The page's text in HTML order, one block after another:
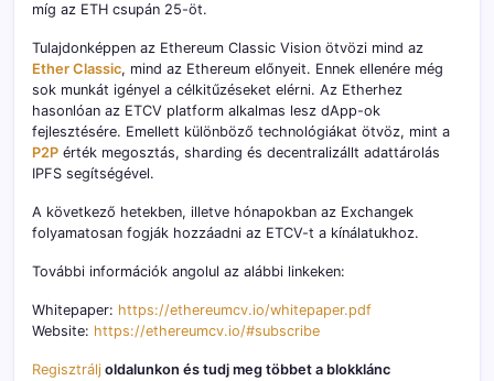
míg az ETH csupán 25-öt.
Tulajdonképpen az Ethereum Classic Vision ötvözi mind az
Ether Classic, mind az Ethereum előnyeit. Ennek ellenére még
sok munkát igényel a célkitűzéseket elérni. Az Etherhez
hasonlóan az ETCV platform alkalmas lesz dApp-ok
fejlesztésére. Emellett különböző technológiákat ötvöz, mint a
P2P érték megosztás, sharding és decentralizállt adattárolás
IPFS segítségével.
A következő hetekben, illetve hónapokban az Exchangek
folyamatosan fogják hozzáadni az ETCV-t a kínálatukhoz.
További információk angolul az alábbi linkeken:
Whitepaper: https://ethereumcv.io/whitepaper.pdf
Website: https://ethereumcv.io/#subscribe
Regisztrálj oldalunkon és tudj meg többet a blokklánc